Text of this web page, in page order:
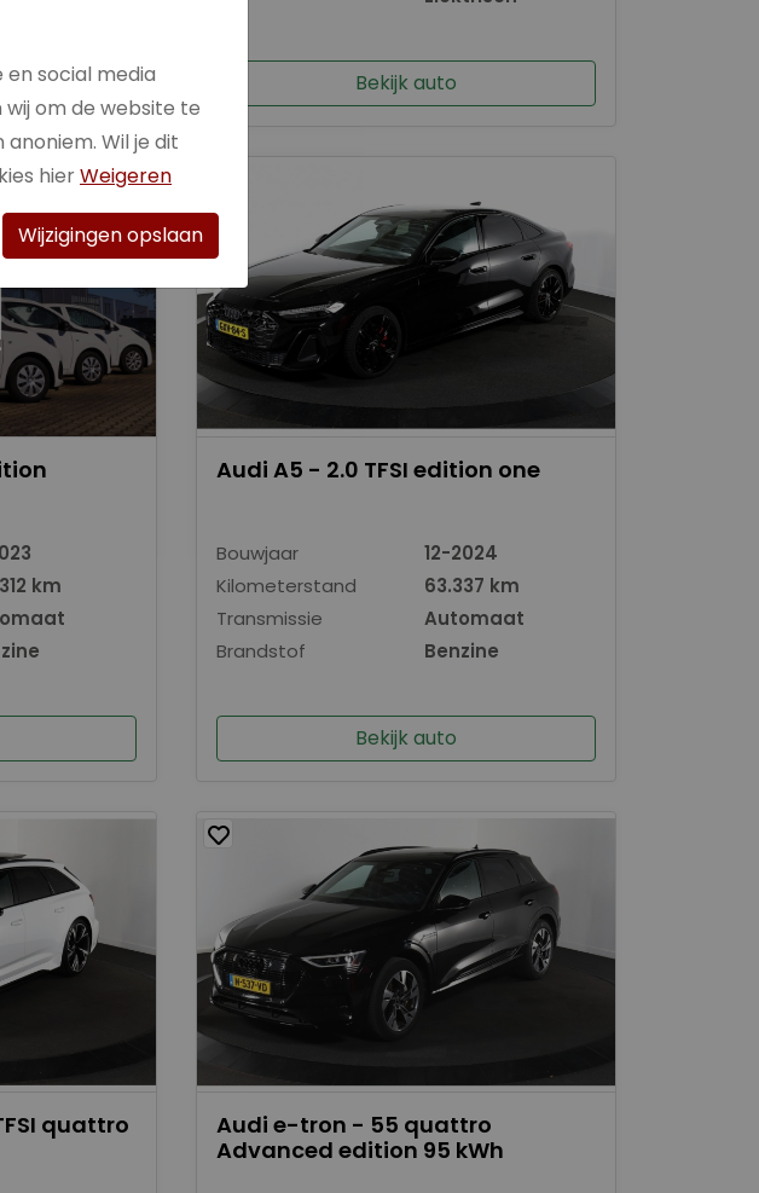
Bekijk auto
km
Audi A5 - 2.0 TFSI edition one
Bouwjaar
12-2024
Kilometerstand
63.337 km
Transmissie
Automaat
Brandstof
Benzine
Bekijk auto
quattro
Audi e-tron - 55 quattro
Advanced edition 95 kWh
social media
wij om de website te
Wil je dit
hierWeigeren
Wijzigingen opslaan